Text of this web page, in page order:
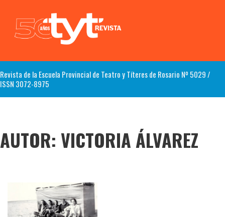
Revista de la Escuela Provincial de Teatro y Títeres de Rosario Nº 5029 /
ISSN 3072-8975
AUTOR: VICTORIA ÁLVAREZ